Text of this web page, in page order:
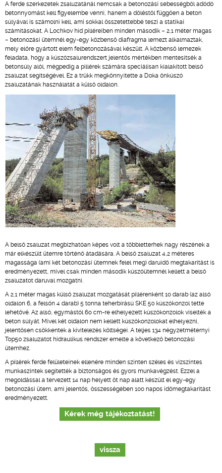
A ferde szerkezetek zsaluzatánál nemcsak a betonozási sebességből adódó
betonnyomást kell figyelembe venni, hanem a dőléstől függően a beton
súlyával is számolni kell, ami sokkal összetettebbé teszi a statikai
számításokat. A Lochkov híd pilléreiben minden második – 2,1 méter magas
– betonozási ütemnél egy-egy közbenső diafragma lemezt alkalmaztak,
mely előre gyártott elem felbetonozásával készült. A közbenső lemezek
feladata, hogy a kúszózsalurendszert jelentős mértékben mentesítsék a
betonsúly alól, mégpedig a pillérek számára speciálisan kialakított belső
zsaluzat segítségével. Ez a trükk megkönnyítette a Doka önkúszó
zsaluzatának használatát a külső oldalon.
A belső zsaluzat megbízhatóan képes volt a többletterhek nagy részének a
már elkészült ütemre történő átadására. A belső zsaluzat 4,2 méteres
magassága (ami két betonozási ütemnek felel meg) daruidő megtakarítást is
eredményezett, mivel csak minden második kúszóütemnél kellett a belső
zsaluzatot daruval mozgatni.
A 2,1 méter magas külső zsaluzat mozgatását pillérenként 10 darab (az alsó
oldalon 6, a felsőn 4 darab) 5 tonna teherbírású SKE 50 kúszókonzol tette
lehetővé. Az alsó, egymástól 60 cm-re elhelyezett kúszókonzolok viselték a
beton súlyát. Mivel két oldalon nem kellett kúszókonzolokat elhelyezni,
jelentősen csökkentek a kivitelezés költségei. A teljes 134 négyzetméternyi
Top50 zsaluzatot hidraulikus rendszer emelte a következő betonozási
ütemhez.
A pillérek ferde felületeinek ellenére minden szinten széles és vízszintes
munkaszintek segítették a biztonságos és gyors munkavégzést. Ezzel a
megoldással a tervezett 14 nap helyett öt nap alatt készült el egy-egy
betonozási ütem, ami jelentős, összességében 100 napos időmegtakarítást
eredményezett.
Kérek még tájékoztatást!
vissza